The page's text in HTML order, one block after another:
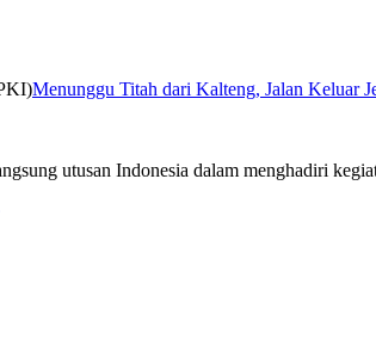
Menunggu Titah dari Kalteng, Jalan Keluar